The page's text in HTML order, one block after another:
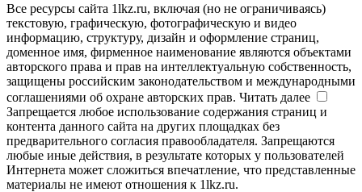
Все ресурсы сайта 1lkz.ru, включая (но не ограничиваясь)
текстовую, графическую, фотографическую и видео
информацию, структуру, дизайн и оформление страниц,
доменное имя, фирменное наименование являются объектами
авторского права и прав на интеллектуальную собственность,
защищены российским законодательством и международными
соглашениями об охране авторских прав. Читать далее
Запрещается любое использование содержания страниц и
контента данного сайта на других площадках без
предварительного согласия правообладателя. Запрещаются
любые иные действия, в результате которых у пользователей
Интернета может сложиться впечатление, что представленные
материалы не имеют отношения к 1lkz.ru.